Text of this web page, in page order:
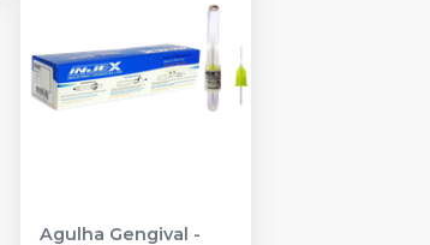
Agulha Gengival -